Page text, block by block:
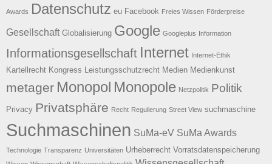
Awards Datenschutz eu Facebook Freies Wissen Förderpreise
Gesellschaft Globalisierung Google Googleplus Information
Informationsgesellschaft Internet Internet-Ethik
Kartellrecht Kongress Leistungsschutzrecht Medien Medienkunst
metager Monopol Monopole Netzpolitik Politik
Privacy Privatsphäre Recht Regulierung Street View suchmaschine
Suchmaschinen SuMa-eV SuMa Awards
Technologie Transparenz Universitäten Urheberrecht Vorratsdatenspeicherung